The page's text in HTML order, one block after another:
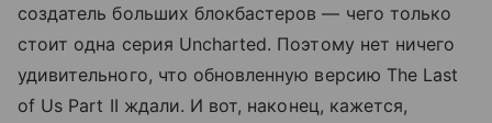
создатель больших блокбастеров — чего только
стоит одна серия Uncharted. Поэтому нет ничего
удивительного, что обновленную версию The Last
of Us Part II ждали. И вот, наконец, кажется,